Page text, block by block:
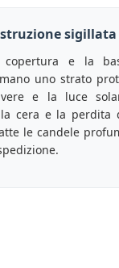
copertura e la
uno strato
e la luce
cera e la perdita
le candele